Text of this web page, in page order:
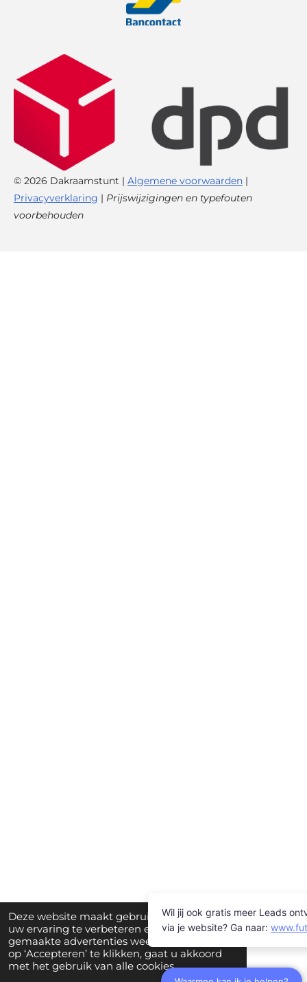
Deze website maakt gebruik van cookies om
uw ervaring te verbeteren en op maat
gemaakte advertenties weer te geven. Door
op ‘Accepteren’ te klikken, gaat u akkoord
met het gebruik van alle cookies.
© 2026 Dakraamstunt | Algemene voorwaarden |
Privacyverklaring | Prijswijzigingen en typefouten
voorbehouden